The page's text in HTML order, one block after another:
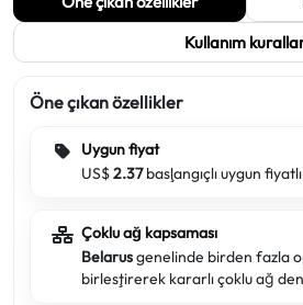
Kullanım
Öne çıkan özellikler
Uygun fiyat
US$2.37başlangıçlı uygun
Çoklu ağ kapsaması
Belarusgenelinde birden fazla
birleştirerek kararlı çoklu ağ